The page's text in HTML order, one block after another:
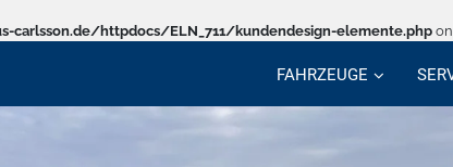
httpdocs/ELN_711/kundendesign-elemente.php
FAHRZEUGE